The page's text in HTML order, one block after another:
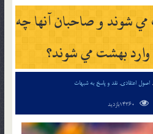
شوند و صاحبان آنها چه
وارد بهشت مي شوند؟
, اصول اعتقادی, نقد و پاسخ به شبهات